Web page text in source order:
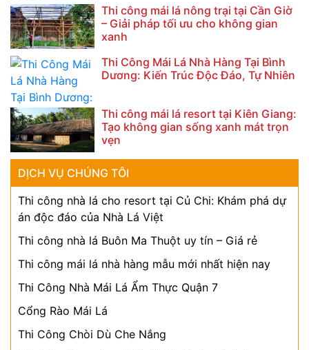
Thi công mái lá nông trại tại Cần Giờ
– Giải pháp tối ưu cho không gian
xanh
Thi Công Mái Lá Nhà Hàng Tại Bình
Dương: Kiến Trúc Độc Đáo, Tự Nhiên
Thi công mái lá resort tại Kiên Giang:
Tạo không gian sống xanh mát trọn
vẹn
DỊCH VỤ CHÚNG TÔI
Thi công nhà lá cho resort tại Củ Chi: Khám phá dự
án độc đáo của Nhà Lá Việt
Thi công nhà lá Buôn Ma Thuột uy tín – Giá rẻ
Thi công mái lá nhà hàng mẫu mới nhất hiện nay
Thi Công Nhà Mái Lá Ẩm Thực Quận 7
Cổng Rào Mái Lá
Thi Công Chòi Dù Che Nắng